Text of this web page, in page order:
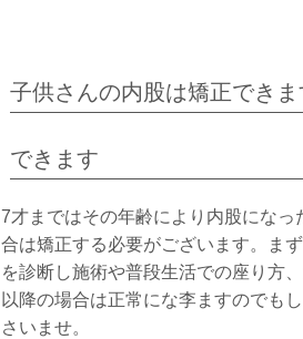
子供さんの内股は矯正できま
できます
7才まではその年齢により内股にな
合は矯正する必要がございます。ま
を診断し施術や普段生活での座り方
以降の場合は正常にな李ますのでも
さいませ。